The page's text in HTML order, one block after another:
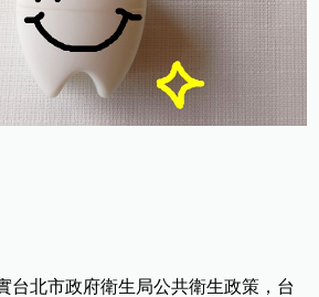
台北市政府衛生局公共衛生政策，台